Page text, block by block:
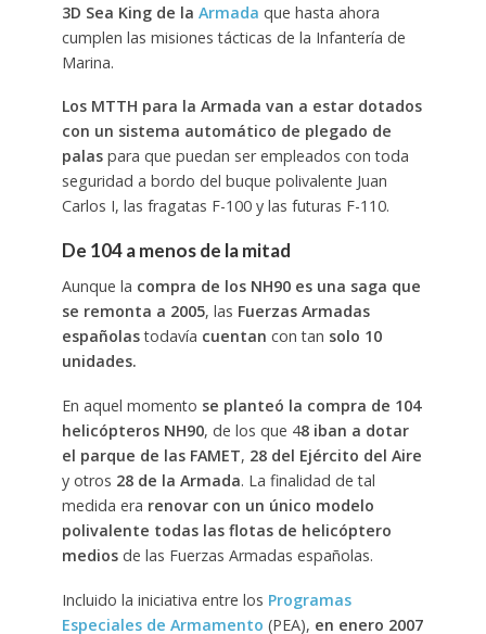
3D Sea King de la Armada que hasta ahora
cumplen las misiones tácticas de la Infantería de
Marina.
Los MTTH para la Armada van a estar dotados
con un sistema automático de plegado de
palaspara que puedan ser empleados con toda
seguridad a bordo del buque polivalente Juan
Carlos I, las fragatas F-100 y las futuras F-110.
De 104 a menos de la mitad
Aunque la compra de los NH90 es una saga que
se remonta a 2005, las Fuerzas Armadas
españolastodavía cuentan con tan solo 10
unidades.
En aquel momento se planteó la compra de 104
helicópteros NH90, de los que 48 iban a dotar
el parque de las FAMET, 28 del Ejército del Aire
y otros 28 de la Armada. La finalidad de tal
medida era renovar con un único modelo
polivalente todas las flotas de helicóptero
mediosde las Fuerzas Armadas españolas.
Incluido la iniciativa entre los Programas
Especiales de Armamento (PEA), en enero 2007